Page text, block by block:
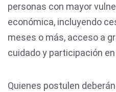
personas con mayor
económica, incluyendo
meses o más, acceso a
cuidado y participación
Quienes postulen